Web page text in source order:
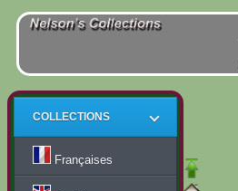
COLLECTIONS
Françaises